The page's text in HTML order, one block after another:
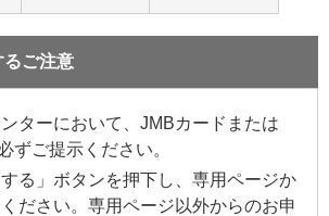
るご注意
ターにおいて、JMBカードまたは
ずご提示ください。
する」ボタンを押下し、専用ページか
ださい。専用ページ以外からのお申